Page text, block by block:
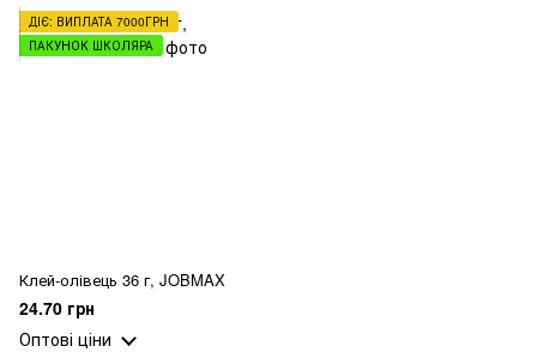
ДІЄ: ВИПЛАТА 7000ГРН
ПАКУНОК ШКОЛЯРА
Клей-олівець 36 г, JOBMAX
24.70 грн
Оптові ціни